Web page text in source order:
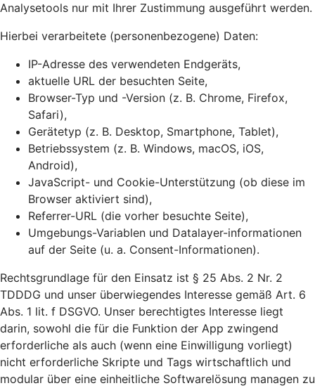
Analysetools nur mit Ihrer Zustimmung ausgeführt werden.
Hierbei verarbeitete (personenbezogene) Daten:
IP-Adresse des verwendeten Endgeräts,
aktuelle URL der besuchten Seite,
Browser-Typ und -Version (z. B. Chrome, Firefox,
Safari),
Gerätetyp (z. B. Desktop, Smartphone, Tablet),
Betriebssystem (z. B. Windows, macOS, iOS,
Android),
JavaScript- und Cookie-Unterstützung (ob diese im
Browser aktiviert sind),
Referrer-URL (die vorher besuchte Seite),
Umgebungs-Variablen und Datalayer-informationen
auf der Seite (u. a. Consent-Informationen).
Rechtsgrundlage für den Einsatz ist § 25 Abs. 2 Nr. 2
TDDDG und unser überwiegendes Interesse gemäß Art. 6
Abs. 1 lit. f DSGVO. Unser berechtigtes Interesse liegt
darin, sowohl die für die Funktion der App zwingend
erforderliche als auch (wenn eine Einwilligung vorliegt)
nicht erforderliche Skripte und Tags wirtschaftlich und
modular über eine einheitliche Softwarelösung managen zu